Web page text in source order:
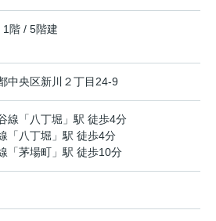
1階 / 5階建
中央区新川 ２丁目24-9
線 「 八丁堀 」駅 徒歩4分
「 八丁堀 」駅 徒歩4分
「茅場町 」駅 徒歩10分